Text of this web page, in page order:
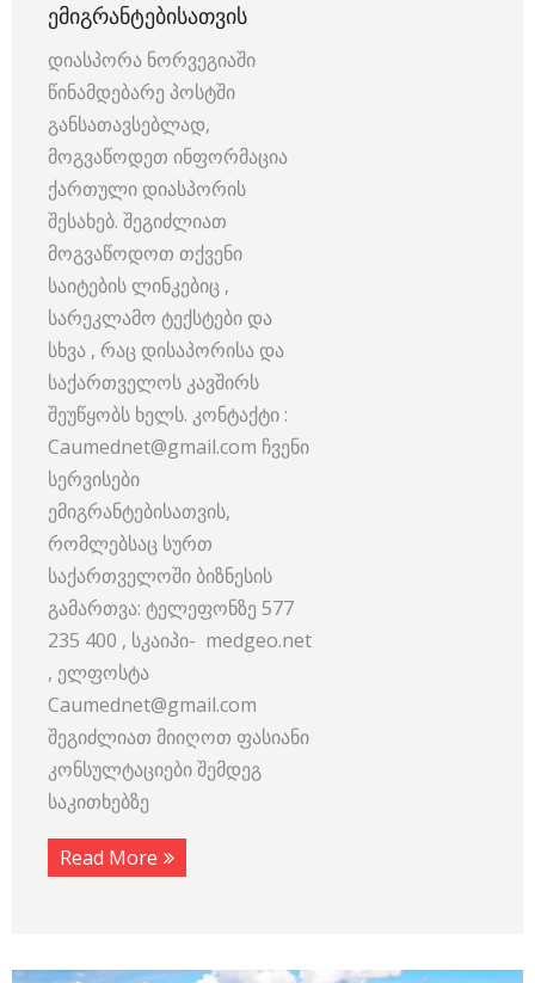
ᲔᲛᲘᲒᲠᲐᲜᲢᲔᲑᲘᲡᲐᲗᲕᲘᲡ
დიასპორა ნორვეგიაში
წინამდებარე პოსტში
განსათავსებლად,
მოგვაწოდეთ ინფორმაცია
ქართული დიასპორის
შესახებ. შეგიძლიათ
მოგვაწოდოთ თქვენი
საიტების ლინკებიც ,
სარეკლამო ტექსტები და
სხვა , რაც დისაპორისა და
საქართველოს კავშირს
შეუწყობს ხელს. კონტაქტი :
Caumednet@gmail.com ჩვენი
სერვისები
ემიგრანტებისათვის,
რომლებსაც სურთ
საქართველოში ბიზნესის
გამართვა: ტელეფონზე 577
235 400 , სკაიპი- medgeo.net
, ელფოსტა
Caumednet@gmail.com
შეგიძლიათ მიიღოთ ფასიანი
კონსულტაციები შემდეგ
საკითხებზე
Read More